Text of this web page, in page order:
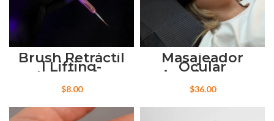
Brush Retráctil
| Lifting-
Laminado
$8.00
Masajeador
Ocular
inteligente
$36.00